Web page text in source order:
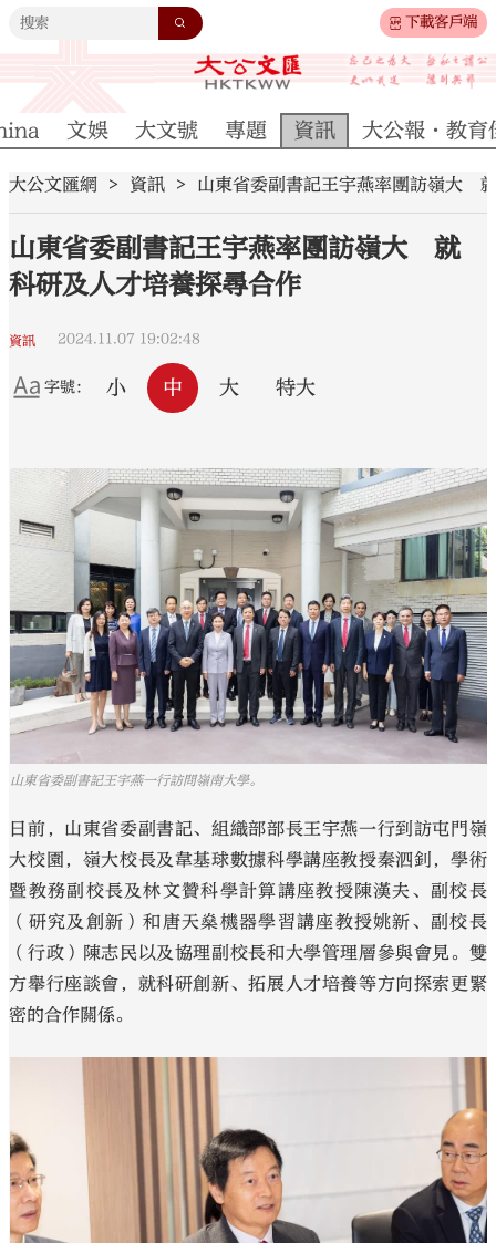
下載客戶端
大公文匯
文娛 大文號 專題 資訊 大公報·教育
大公文匯網 資訊 山東省委副書記王宇燕率團訪嶺大
山東省委副書記王宇燕率團訪嶺大 就
科研及人才培養探尋合作
資訊 2024.11.07 19:02:48
字號： 小 中 大 特大
山東省委副書記王宇燕一行訪問嶺南大學。
日前，山東省委副書記、組織部部長王宇燕一行到訪屯門嶺
大校園，嶺大校長及韋基球數據科學講座教授秦泗釗，學術
暨教務副校長及林文贊科學計算講座教授陳漢夫、副校長
（研究及創新）和唐天燊機器學習講座教授姚新、副校長
（行政）陳志民以及協理副校長和大學管理層參與會見。雙
方舉行座談會，就科研創新、拓展人才培養等方向探索更緊
密的合作關係。